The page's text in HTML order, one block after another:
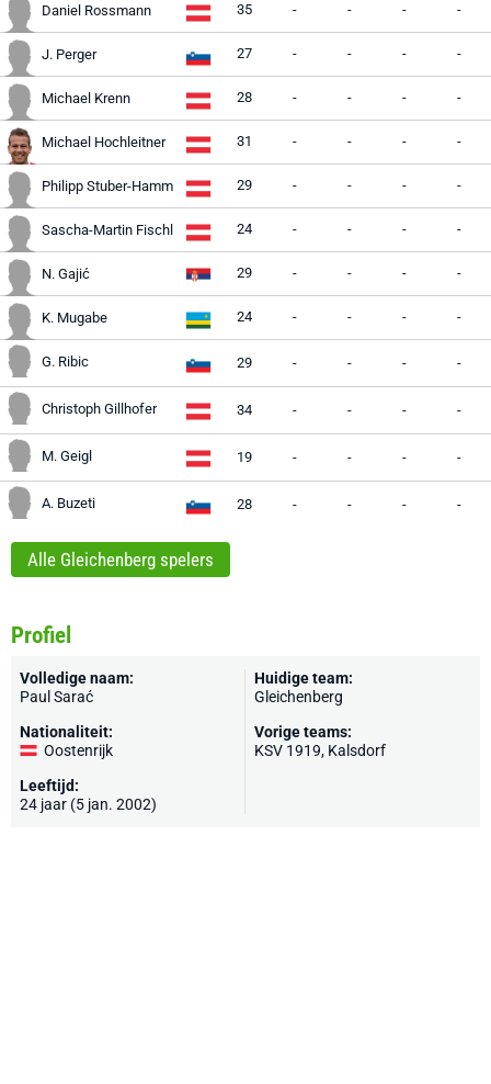
Daniel Rossmann 35 - - - -
J. Perger 27 - - - -
Michael Krenn 28 - - - -
Michael Hochleitner 31 - - - -
Philipp Stuber-Hamm 29 - - - -
Sascha-Martin Fischl 24 - - - -
N. Gajić 29 - - - -
K. Mugabe 24 - - - -
G. Ribic 29 - - - -
Christoph Gillhofer 34 - - - -
M. Geigl 19 - - - -
A. Buzeti 28 - - - -
Alle Gleichenberg spelers
Profiel
Volledige naam:
Paul Sarać
Nationaliteit:
Oostenrijk
Leeftijd:
24 jaar (5 jan. 2002)
Huidige team:
Gleichenberg
Vorige teams:
KSV 1919, Kalsdorf